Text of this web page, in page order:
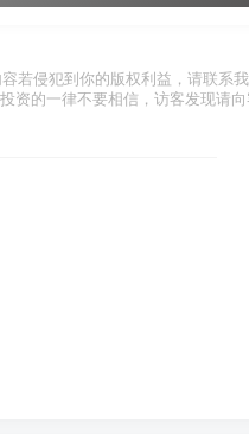
侵犯到你的版权利益，请联系
的一律不要相信，访客发现请